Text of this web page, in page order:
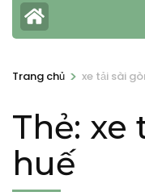
Trang chủ > xe tải sài
Thẻ: xe
huế